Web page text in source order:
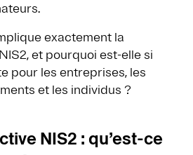
exactement la
et pourquoi est-elle si
pour les entreprises, les
et les individus ?
NIS2 : qu’est-ce